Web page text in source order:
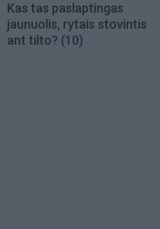
Kas tas paslaptingas
jaunuolis, rytais stovintis
ant tilto? (10)